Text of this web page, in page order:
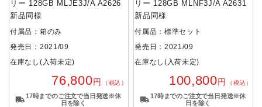
リー 128GB MLJE3J/A A2626
新品同様
付属品：箱のみ
発売日：2021/09
在庫なし(入荷未定)
76,800円 （税込）
17時までのご注文で当日発送※休
日を除く
リー 128GB MLNF3J/A A2631
新品同様
付属品：標準セット
発売日：2021/09
在庫なし(入荷未定)
100,800円 （税込）
17時までのご注文で当日発送※休
日を除く